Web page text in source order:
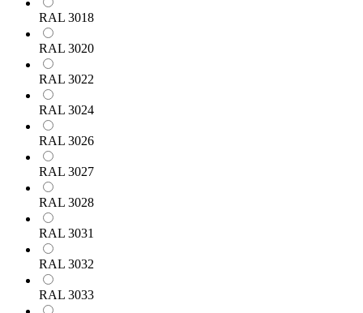
RAL 3018
RAL 3020
RAL 3022
RAL 3024
RAL 3026
RAL 3027
RAL 3028
RAL 3031
RAL 3032
RAL 3033